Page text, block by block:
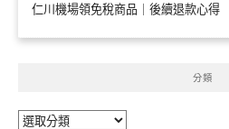
仁川機場領免稅商品｜後續退款心得
分類
分